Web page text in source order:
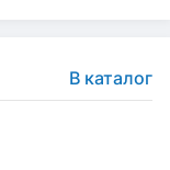
В каталог